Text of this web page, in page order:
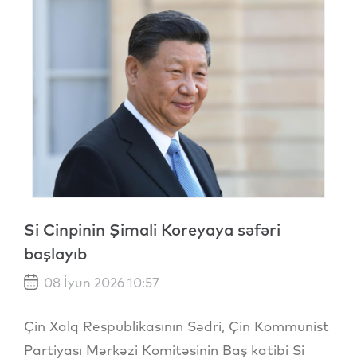
Si Cinpinin Şimali Koreyaya səfəri
başlayıb
08 İyun 2026 10:57
Çin Xalq Respublikasının Sədri, Çin Kommunist
Partiyası Mərkəzi Komitəsinin Baş katibi Si